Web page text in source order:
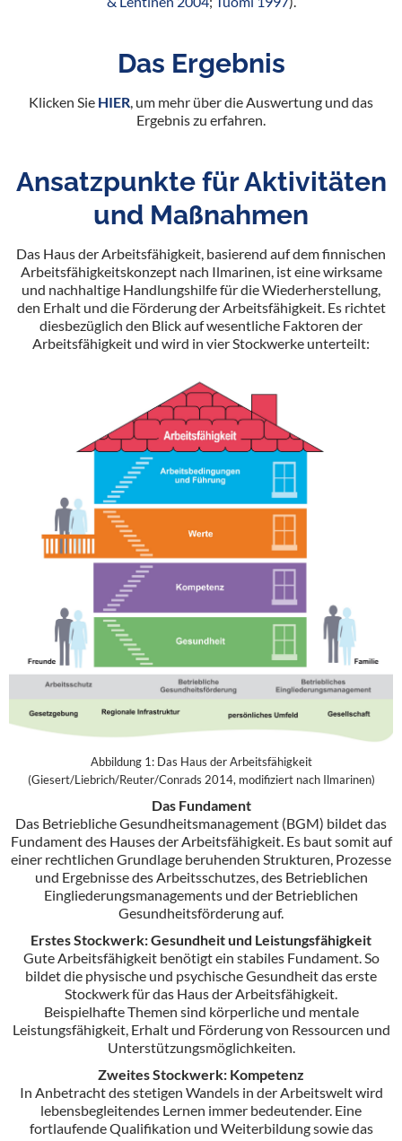
Das Ergebnis
Klicken Sie HIER , um mehr über die Auswertung und das
Ergebnis zu erfahren.
Ansatzpunkte für Aktivitäten
und Maßnahmen
Das Haus der Arbeitsfähigkeit, basierend auf dem finnischen
Arbeitsfähigkeitskonzept nach Ilmarinen, ist eine wirksame
und nachhaltige Handlungshilfe für die Wiederherstellung,
den Erhalt und die Förderung der Arbeitsfähigkeit. Es richtet
diesbezüglich den Blick auf wesentliche Faktoren der
Arbeitsfähigkeit und wird in vier Stockwerke unterteilt:
Abbildung 1: Das Haus der Arbeitsfähigkeit
(Giesert/Liebrich/Reuter/Conrads 2014, modifiziert nach Ilmarinen)
Das Fundament
Das Betriebliche Gesundheitsmanagement (BGM) bildet das
Fundament des Hauses der Arbeitsfähigkeit. Es baut somit auf
einer rechtlichen Grundlage beruhenden Strukturen, Prozesse
und Ergebnisse des Arbeitsschutzes, des Betrieblichen
Eingliederungsmanagements und der Betrieblichen
Gesundheitsförderung auf.
Erstes Stockwerk: Gesundheit und Leistungsfähigkeit
Gute Arbeitsfähigkeit benötigt ein stabiles Fundament. So
bildet die physische und psychische Gesundheit das erste
Stockwerk für das Haus der Arbeitsfähigkeit.
Beispielhafte Themen sind körperliche und mentale
Leistungsfähigkeit, Erhalt und Förderung von Ressourcen und
Unterstützungsmöglichkeiten.
Zweites Stockwerk: Kompetenz
In Anbetracht des stetigen Wandels in der Arbeitswelt wird
lebensbegleitendes Lernen immer bedeutender. Eine
fortlaufende Qualifikation und Weiterbildung sowie das